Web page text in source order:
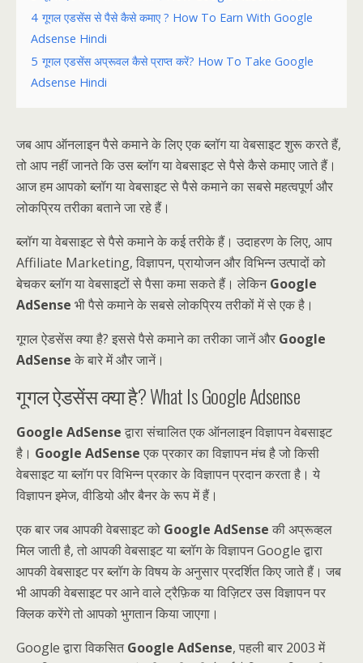
4 गूगल एडसेंस से पैसे कैसे कमाए ? How To Earn With Google
Adsense Hindi
5 गूगल एडसेंस अप्रूवल कैसे प्राप्त करें? How To Take Google
Adsense Hindi
जब आप ऑनलाइन पैसे कमाने के लिए एक ब्लॉग या वेबसाइट शुरू करते हैं,
तो आप नहीं जानते कि उस ब्लॉग या वेबसाइट से पैसे कैसे कमाए जाते हैं।
आज हम आपको ब्लॉग या वेबसाइट से पैसे कमाने का सबसे महत्वपूर्ण और
लोकप्रिय तरीका बताने जा रहे हैं।
ब्लॉग या वेबसाइट से पैसे कमाने के कई तरीके हैं। उदाहरण के लिए, आप
Affiliate Marketing, विज्ञापन, प्रायोजन और विभिन्न उत्पादों को
बेचकर ब्लॉग या वेबसाइटों से पैसा कमा सकते हैं। लेकिनGoogle
AdSense भी पैसे कमाने के सबसे लोकप्रिय तरीकों में से एक है।
गूगल ऐडसेंस क्या है? इससे पैसे कमाने का तरीका जानें और Google
AdSense के बारे में और जानें।
गूगल ऐडसेंस क्या है? What Is Google Adsense
Google AdSense द्वारा संचालित एक ऑनलाइन विज्ञापन वेबसाइट
है। Google AdSense एक प्रकार का विज्ञापन मंच है जो किसी
वेबसाइट या ब्लॉग पर विभिन्न प्रकार के विज्ञापन प्रदान करता है। ये
विज्ञापन इमेज, वीडियो और बैनर के रूप में हैं।
एक बार जब आपकी वेबसाइट को Google AdSense की अप्रूव्हल
मिल जाती है, तो आपकी वेबसाइट या ब्लॉग के विज्ञापन Google द्वारा
आपकी वेबसाइट पर ब्लॉग के विषय के अनुसार प्रदर्शित किए जाते हैं। जब
भी आपकी वेबसाइट पर आने वाले ट्रैफ़िक या विज़िटर उस विज्ञापन पर
क्लिक करेंगे तो आपको भुगतान किया जाएगा।
Google द्वारा विकसितGoogle AdSense, पहली बार 2003 में